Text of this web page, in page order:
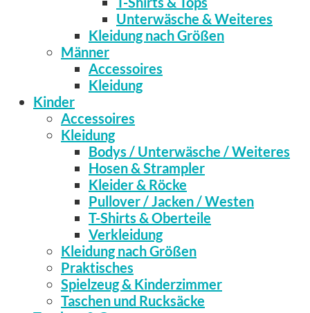
Unterwäsche & Weiteres
Kleidung nach Größen
Männer
Accessoires
Kleidung
Kinder
Accessoires
Kleidung
Bodys / Unterwäsche / Weiteres
Hosen & Strampler
Kleider & Röcke
Pullover / Jacken / Westen
T-Shirts & Oberteile
Verkleidung
Kleidung nach Größen
Praktisches
Spielzeug & Kinderzimmer
Taschen und Rucksäcke